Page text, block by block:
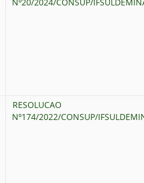
RESOLUCAO
Nº174/2022/CONSUP/